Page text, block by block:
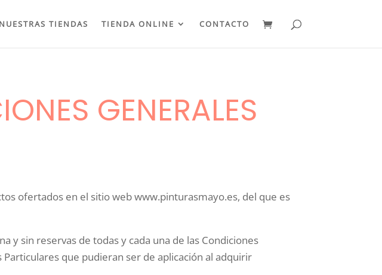
NUESTRAS TIENDAS TIENDA ONLINE CONTACTO
GENERALES
ofertados en el sitio web www.pinturasmayo.es, del que es
y sin reservas de todas y cada una de las Condiciones
que pudieran ser de aplicación al adquirir